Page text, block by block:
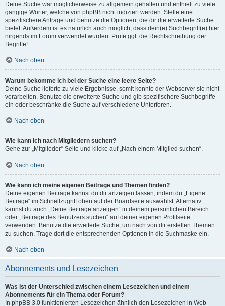
Deine Suche war möglicherweise zu allgemein gehalten und enthielt zu viele
gängige Wörter, welche von phpBB nicht indiziert werden. Stelle eine
spezifischere Anfrage und benutze die Optionen, die dir die erweiterte Suche
bietet. Außerdem ist es natürlich auch möglich, dass dein(e) Suchbegriff(e) hier
nirgends im Forum verwendet wurden. Prüfe ggf. die Rechtschreibung der
Begriffe!
Nach oben
Warum bekomme ich bei der Suche eine leere Seite?
Deine Suche lieferte zu viele Ergebnisse, somit konnte der Webserver sie nicht
verarbeiten. Benutze die erweiterte Suche und gib spezifischere Suchbegriffe
ein oder beschränke die Suche auf verschiedene Unterforen.
Nach oben
Wie kann ich nach Mitgliedern suchen?
Gehe zur „Mitglieder“-Seite und klicke auf „Nach einem Mitglied suchen“.
Nach oben
Wie kann ich meine eigenen Beiträge und Themen finden?
Deine eigenen Beiträge kannst du dir anzeigen lassen, indem du „Eigene
Beiträge“ im Schnellzugriff oben auf der Boardseite auswählst. Alternativ
kannst du auch „Deine Beiträge anzeigen“ in deinem persönlichen Bereich
oder „Beiträge des Benutzers suchen“ auf deiner eigenen Profilseite
verwenden. Benutze die erweiterte Suche, um nach von dir erstellen Themen
zu suchen. Trage dort die entsprechenden Optionen in die Suchmaske ein.
Nach oben
Abonnements und Lesezeichen
Was ist der Unterschied zwischen einem Lesezeichen und einem
Abonnements für ein Thema oder Forum?
In phpBB 3.0 funktionierten Lesezeichen ähnlich den Lesezeichen in Web-